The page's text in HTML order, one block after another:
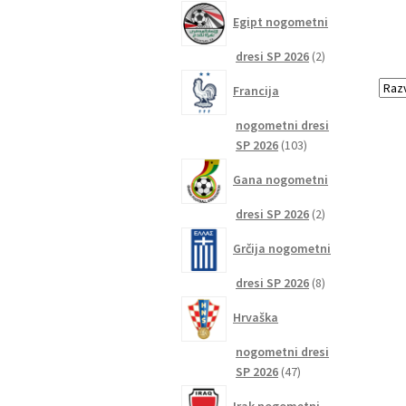
Egipt nogometni
dresi SP 2026 22
Francija
nogometni dresi
SP 2026 103103
Gana nogometni
dresi SP 2026 22
Grčija nogometni
dresi SP 2026 88
Hrvaška
nogometni dresi
SP 2026 4747